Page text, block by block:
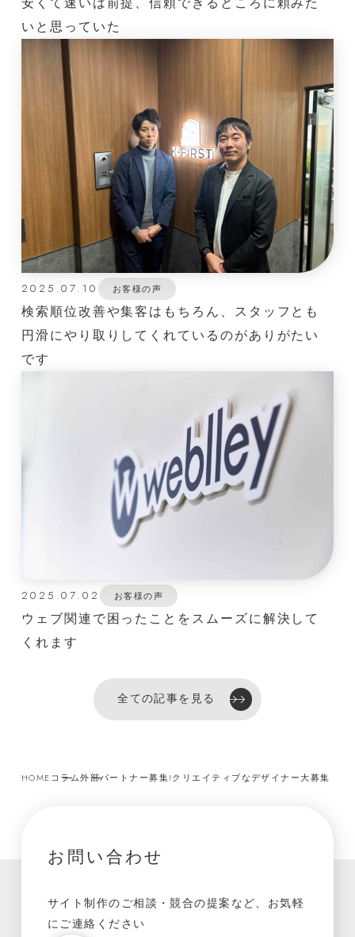
いと思っていた
2025.07.10 お客様の声
検索順位改善や集客はもちろん、スタッフとも
円滑にやり取りしてくれているのがありがたい
です
2025.07.02 お客様の声
ウェブ関連で困ったことをスムーズに解決して
くれます
全ての記事を見る
HOMEコラム外部パートナー募集!クリエイティブなデザイナー大募集
お問い合わせ
サイト制作のご相談・競合の提案など、お気軽
にご連絡ください